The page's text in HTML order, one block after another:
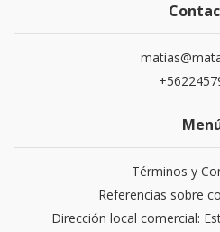
Términos y
Referencias sobre
Dirección local comercial: